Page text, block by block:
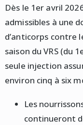
Dès le 1er avril
admissibles à une
d’anticorps contre
saison du VRS (du
seule injection
environ cinq à six
Les
continueront